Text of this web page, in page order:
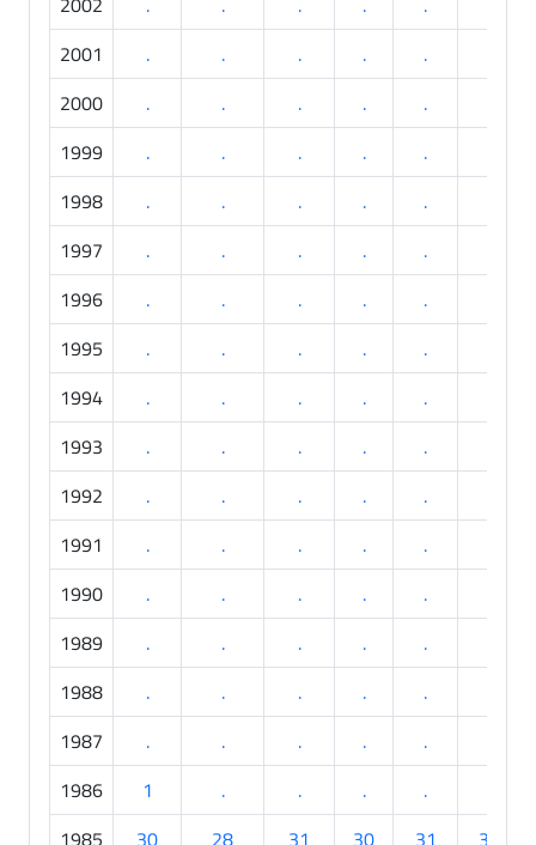
2001
. . . . .
2000
. . . . .
1999
. . . . .
1998
. . . . .
1997
. . . . .
1996
. . . . .
1995
. . . . .
1994
. . . . .
1993
. . . . .
1992
. . . . .
1991
. . . . .
1990
. . . . .
1989
. . . . .
1988
. . . . .
1987
. . . . .
1986
1 . . . .
1985
30 28 31 30 31
30